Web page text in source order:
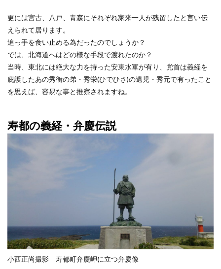
更には宮古、八戸、青森にそれぞれ家来一人が残留したと言い伝
えられて居ります。
追っ手を食い止める為だったのでしょうか？
では、北海道へはどの様な手段で渡れたのか？
当時、東北には絶大な力を持った安東水軍が有り、党首は義経を
庇護したあの秀衡の弟・秀栄(ひでひさ)の遺児・秀元で有ったこと
を思えば、容易な事と推察されますね。
寿都の義経・弁慶伝説
小西正尚撮影 寿都町弁慶岬に立つ弁慶像